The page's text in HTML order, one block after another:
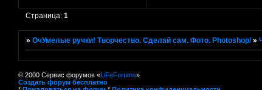
Страница:1
»ОчУмелые ручки! Творчество. Сделай сам. Фото. Photoshop/ »
© 2000 Сервис форумов «LiFeForums»
Создать форум бесплатно